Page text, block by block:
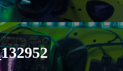
Ą
C
Z
N
A